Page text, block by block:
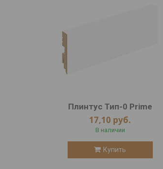
Плинтус Тип-0 Prime
17,10 руб.
В наличии
Купить